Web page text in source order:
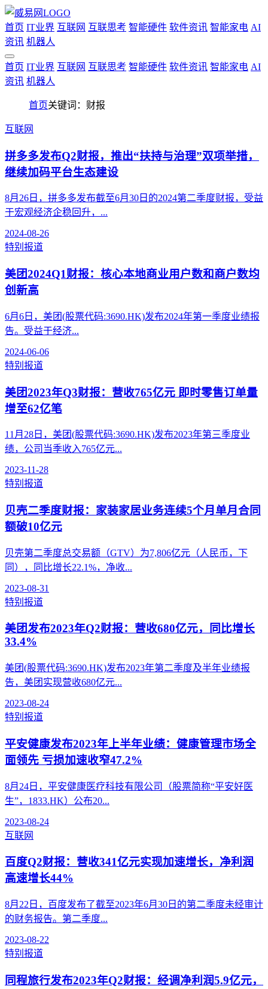
首页 IT业界 互联网 互联思考 智能硬件 软件资讯 智能家电 AI
资讯 机器人
首页 IT业界 互联网 互联思考 智能硬件 软件资讯 智能家电 AI
资讯 机器人
首页关键词：财报
互联网
拼多多发布Q2财报，推出“扶持与治理”双项举措，
继续加码平台生态建设
8月26日，拼多多发布截至6月30日的2024第二季度财报，受益
于宏观经济企稳回升，...
2024-08-26
特别报道
美团2024Q1财报：核心本地商业用户数和商户数均
创新高
6月6日，美团(股票代码:3690.HK)发布2024年第一季度业绩报
告。受益于经济...
2024-06-06
特别报道
美团2023年Q3财报：营收765亿元 即时零售订单量
增至62亿笔
11月28日，美团(股票代码:3690.HK)发布2023年第三季度业
绩，公司当季收入765亿元...
2023-11-28
特别报道
贝壳二季度财报：家装家居业务连续5个月单月合同
额破10亿元
贝壳第二季度总交易额（GTV）为7,806亿元（人民币，下
同），同比增长22.1%，净收...
2023-08-31
特别报道
美团发布2023年Q2财报：营收680亿元，同比增长
33.4%
美团(股票代码:3690.HK)发布2023年第二季度及半年业绩报
告，美团实现营收680亿元...
2023-08-24
特别报道
平安健康发布2023年上半年业绩：健康管理市场全
面领先 亏损加速收窄47.2%
8月24日，平安健康医疗科技有限公司（股票简称“平安好医
生”，1833.HK）公布20...
2023-08-24
互联网
百度Q2财报：营收341亿元实现加速增长，净利润
高速增长44%
8月22日，百度发布了截至2023年6月30日的第二季度未经审计
的财务报告。第二季度...
2023-08-22
特别报道
同程旅行发布2023年Q2财报：经调净利润5.9亿元，